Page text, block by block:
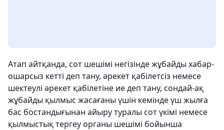
Атап айтқанда, сот шешімі негізінде жұбайды хабар-
ошарсыз кетті деп тану, әрекет қабілетсіз немесе
шектеулі әрекет қабілетіне ие деп тану, сондай-ақ
жұбайды қылмыс жасағаны үшін кемінде үш жылға
бас бостандығынан айыру туралы сот үкімі немесе
қылмыстық тергеу органы шешімі бойынша